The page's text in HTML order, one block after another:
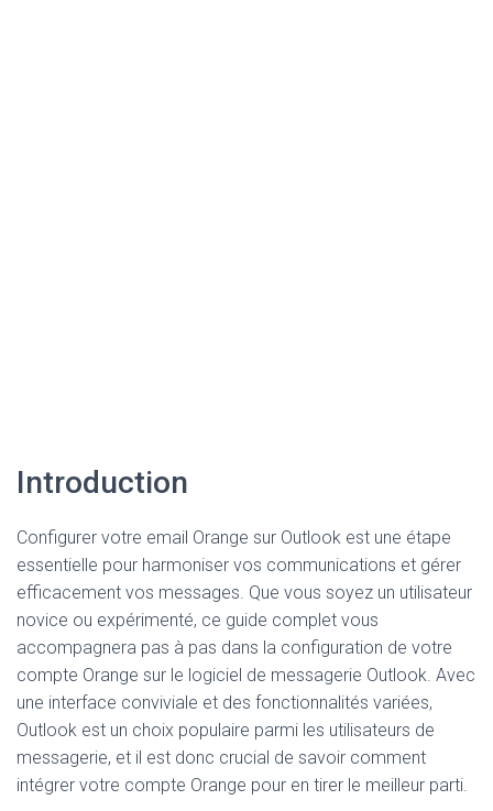
Introduction
Configurer votre email Orange sur Outlook est une étape
essentielle pour harmoniser vos communications et gérer
efficacement vos messages. Que vous soyez un utilisateur
novice ou expérimenté, ce guide complet vous
accompagnera pas à pas dans la configuration de votre
compte Orange sur le logiciel de messagerie Outlook. Avec
une interface conviviale et des fonctionnalités variées,
Outlook est un choix populaire parmi les utilisateurs de
messagerie, et il est donc crucial de savoir comment
intégrer votre compte Orange pour en tirer le meilleur parti.